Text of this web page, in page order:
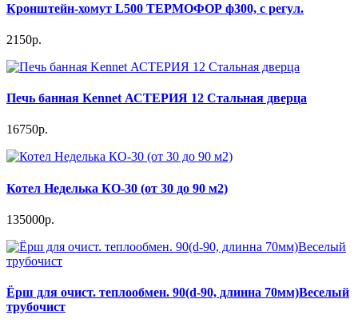
Кронштейн-хомут L500 ТЕРМОФОР ф300, с регул.
2150р.
Печь банная Kennet АСТЕРИЯ 12 Стальная дверца
16750р.
Котел Неделька КО-30 (от 30 до 90 м2)
135000р.
Ёрш для очист. теплообмен. 90(d-90, длинна 70мм)Веселый
трубочист